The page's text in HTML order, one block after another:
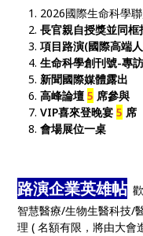
2026國際生命科學
長官親自授獎並同框
項目路演(國際高端
生命科學創刊號-專
新聞國際媒體露出
高峰論壇5 席參與
VIP喜來登晚宴5 席
會場展位一桌
路演企業英雄帖
智慧醫療/生物生醫
理 ( 名額有限，將由大會